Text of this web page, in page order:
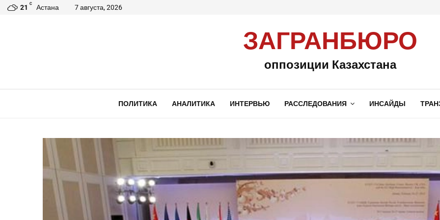
21 C Астана 7 августа, 2026
ЗАГРАНБЮРО
оппозиции Казахстана
ПОЛИТИКА АНАЛИТИКА ИНТЕРВЬЮ РАССЛЕДОВАНИЯ ИНСАЙДЫ